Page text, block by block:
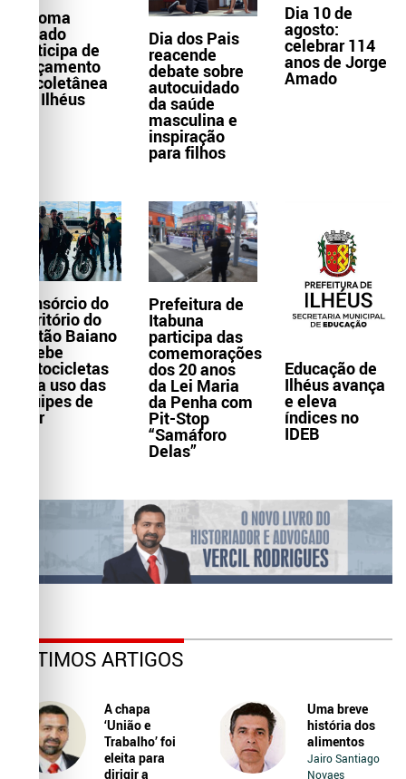
Paloma
Amado
participa de
lançamento
de coletânea
em Ilhéus
Dia dos Pais
reacende
debate sobre
autocuidado
da saúde
masculina e
inspiração
para filhos
Dia 10 de
agosto:
celebrar 114
anos de Jorge
Amado
Consórcio do
Território do
Sertão Baiano
recebe
motocicletas
para uso das
equipes de
Ater
Prefeitura de
Itabuna
participa das
comemorações
dos 20 anos
da Lei Maria
da Penha com
Pit-Stop
“Samáforo
Delas”
Educação de
Ilhéus avança
e eleva
índices no
IDEB
ÚLTIMOS ARTIGOS
A chapa
‘União e
Trabalho’ foi
eleita para
dirigir a
Uma breve
história dos
alimentos
Jairo Santiago
Novaes